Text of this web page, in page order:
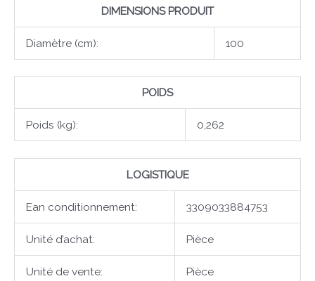
DIMENSIONS PRODUIT
Diamètre (cm): 100
POIDS
Poids (kg): 0,262
LOGISTIQUE
Ean conditionnement: 3309033884753
Unité d’achat: Pièce
Unité de vente: Pièce